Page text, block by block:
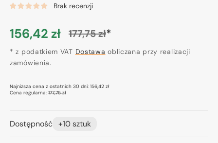
Brak recenzji
Cena
promocyjna
156,42 zł
Cena
regularna
177,75 zł*
* z podatkiem VAT Dostawa obliczana przy realizacji
zamówienia.
Najniższa cena z ostatnich 30 dni: 156,42 zł
Cena regularna: 177,75 zł
Dostępność +10 sztuk